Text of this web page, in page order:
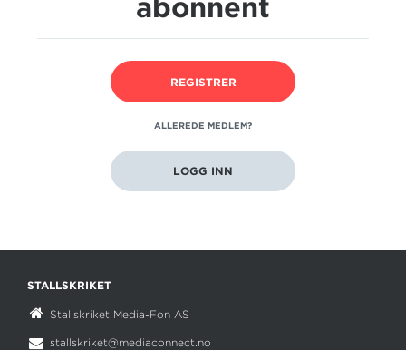
säger vår erfarenhet att vi har en tendens att överskatta
SISTE NYTT
V86 Mantorp: Fin oppgave for Sven Kuce
V85 Bollnäs: Jackpotfest
REGISTRER
ALLEREDE MEDLEM?
LOGG INN
STALLSKRIKET
Stallskriket Media-Fon AS
stallskriket@mediaconnect.no